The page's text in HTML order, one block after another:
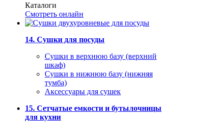
Каталоги
Смотреть онлайн
14. Сушки для посуды
Сушки в верхнюю базу (верхний
шкаф)
Сушки в нижнюю базу (нижняя
тумба)
Аксессуары для сушек
15. Сетчатые емкости и бутылочницы
для кухни